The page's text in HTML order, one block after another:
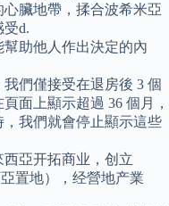
臟地帶，揉合波希米亞
d.
助他人作出決定的內
們僅接受在退房後 3 個
面上顯示超過 36 個月，
我們就會停止顯示這些
亞开拓商业，创立
置地），经營地产業